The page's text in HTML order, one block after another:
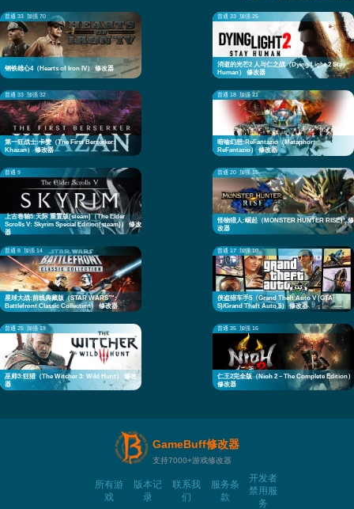
普通 33 加强 70
钢铁雄心4（Hearts of Iron IV） 修改器
普通 33 加强 25
消逝的光芒2 人与仁之战（Dying Light 2 Stay
Human） 修改器
普通 33 加强 32
第一狂战士:卡赞（The First Berserker:
Khazan） 修改器
普通 18 加强 21
暗喻幻想:ReFantazio（Metaphor:
ReFantazio） 修改器
普通 9
上古卷轴5:天际 重置版(steam)（The Elder
Scrolls V: Skyrim Special Edition(steam)） 修改
器
普通 20 加强 15
怪物猎人:崛起（MONSTER HUNTER RISE） 修
改器
普通 8 加强 14
星球大战:前线典藏版（STAR WARS™:
Battlefront Classic Collection） 修改器
普通 17 加强 10
侠盗猎车手5（Grand Theft Auto V (GTA
5)/Grand Theft Auto 5） 修改器
普通 25 加强 19
巫师3:狂猎（The Witcher 3: Wild Hunt） 修改
器
普通 35 加强 16
仁王2完全版（Nioh 2 – The Complete Edition）
修改器
GameBuff修改器
支持7000+游戏修改器
所有游
戏
版本记
录
联系我
们
服务条
款
开发者
禁用服
务